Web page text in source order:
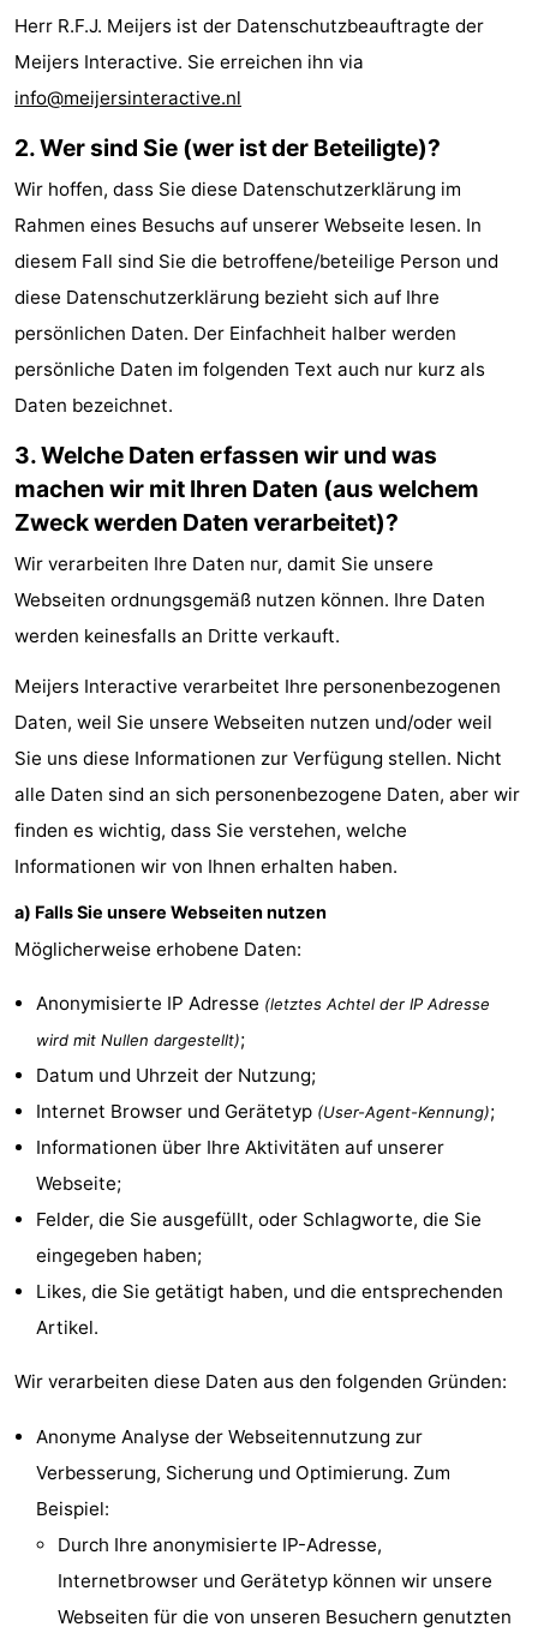
Zimmer
Sehen
tun
Museen
-
Mühlen
-
Leuchtturme
-
Aussichtspunkte
Attraktionen
-
Indoor-
Spielplätze
-
Bowling
-
Minigolfplätze
Wellness-
Zentren
Dörfer
Sport
Schwimmbader
-
Wandern
Sportangeln
Mondriaan
Toorop
Essen
Herr R.F.J. Meijers ist der Datenschutzbeauftragte der
Meijers Interactive. Sie erreichen ihn via
info@meijersinteractive.nl
2. Wer sind Sie (wer ist der Beteiligte)?
Wir hoffen, dass Sie diese Datenschutzerklärung im
Rahmen eines Besuchs auf unserer Webseite lesen. In
diesem Fall sind Sie die betroffene/beteilige Person und
diese Datenschutzerklärung bezieht sich auf Ihre
persönlichen Daten. Der Einfachheit halber werden
persönliche Daten im folgenden Text auch nur kurz als
Daten bezeichnet.
3. Welche Daten erfassen wir und was
machen wir mit Ihren Daten (aus welchem
Zweck werden Daten verarbeitet)?
Wir verarbeiten Ihre Daten nur, damit Sie unsere
Webseiten ordnungsgemäß nutzen können. Ihre Daten
werden keinesfalls an Dritte verkauft.
Meijers Interactive verarbeitet Ihre personenbezogenen
Daten, weil Sie unsere Webseiten nutzen und/oder weil
Sie uns diese Informationen zur Verfügung stellen. Nicht
alle Daten sind an sich personenbezogene Daten, aber wir
finden es wichtig, dass Sie verstehen, welche
Informationen wir von Ihnen erhalten haben.
a) Falls Sie unsere Webseiten nutzen
Möglicherweise erhobene Daten:
Anonymisierte IP Adresse (letztes Achtel der IP Adresse
wird mit Nullen dargestellt);
Datum und Uhrzeit der Nutzung;
Internet Browser und Gerätetyp (User-Agent-Kennung);
Informationen über Ihre Aktivitäten auf unserer
Webseite;
Felder, die Sie ausgefüllt, oder Schlagworte, die Sie
eingegeben haben;
Likes, die Sie getätigt haben, und die entsprechenden
Artikel.
Wir verarbeiten diese Daten aus den folgenden Gründen:
Anonyme Analyse der Webseitennutzung zur
Verbesserung, Sicherung und Optimierung. Zum
Beispiel:
Durch Ihre anonymisierte IP-Adresse,
Internetbrowser und Gerätetyp können wir unsere
Webseiten für die von unseren Besuchern genutzten